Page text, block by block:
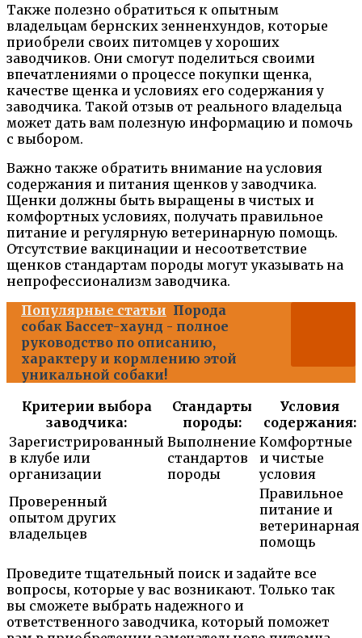
Также полезно обратиться к опытным
владельцам бернских зенненхундов, которые
приобрели своих питомцев у хороших
заводчиков. Они смогут поделиться своими
впечатлениями о процессе покупки щенка,
качестве щенка и условиях его содержания у
заводчика. Такой отзыв от реального владельца
может дать вам полезную информацию и помочь
с выбором.
Важно также обратить внимание на условия
содержания и питания щенков у заводчика.
Щенки должны быть выращены в чистых и
комфортных условиях, получать правильное
питание и регулярную ветеринарную помощь.
Отсутствие вакцинации и несоответствие
щенков стандартам породы могут указывать на
непрофессионализм заводчика.
Популярные статьи Порода
собак Бассет-хаунд - полное
руководство по описанию,
характеру и кормлению этой
уникальной собаки!
Критерии выбора
заводчика:
Стандарты
породы:
Условия
содержания:
Зарегистрированный
в клубе или
организации
Выполнение
стандартов
породы
Комфортные
и чистые
условия
Проверенный
опытом других
владельцев
Правильное
питание и
ветеринарная
помощь
Проведите тщательный поиск и задайте все
вопросы, которые у вас возникают. Только так
вы сможете выбрать надежного и
ответственного заводчика, который поможет